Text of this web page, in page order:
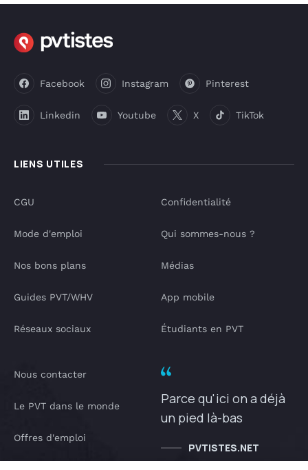
LIENS UTILES
Facebook Instagram Pinterest
Linkedin Youtube X TikTok
CGU
Mode d'emploi
Nos bons plans
Guides PVT/WHV
Réseaux sociaux
Confidentialité
Qui sommes-nous ?
Médias
App mobile
Étudiants en PVT
Nous contacter
Le PVT dans le monde
Offres d'emploi
Parce qu'ici on a déjà
un pied là-bas
PVTISTES.NET